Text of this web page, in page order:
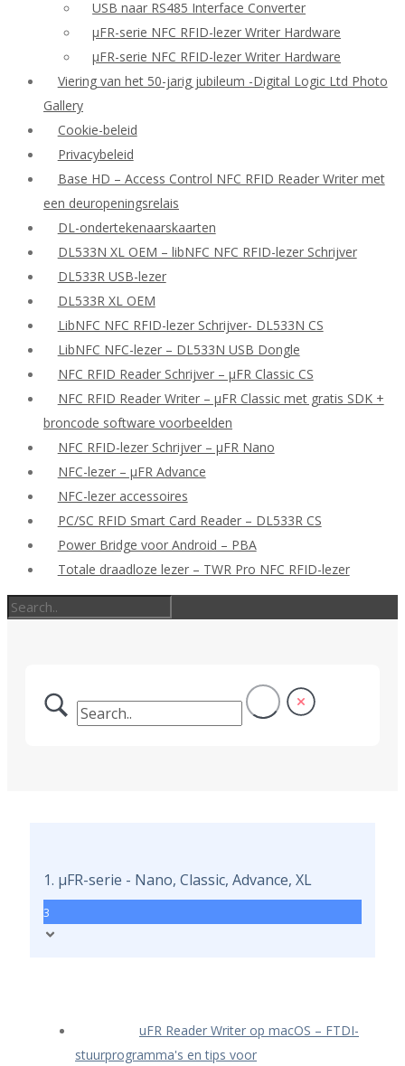
USB naar RS485 Interface Converter
μFR-serie NFC RFID-lezer Writer Hardware
μFR-serie NFC RFID-lezer Writer Hardware
Viering van het 50-jarig jubileum -Digital Logic Ltd Photo
Gallery
Cookie-beleid
Privacybeleid
Base HD – Access Control NFC RFID Reader Writer met
een deuropeningsrelais
DL-ondertekenaarskaarten
DL533N XL OEM – libNFC NFC RFID-lezer Schrijver
DL533R USB-lezer
DL533R XL OEM
LibNFC NFC RFID-lezer Schrijver- DL533N CS
LibNFC NFC-lezer – DL533N USB Dongle
NFC RFID Reader Schrijver – μFR Classic CS
NFC RFID Reader Writer – μFR Classic met gratis SDK +
broncode software voorbeelden
NFC RFID-lezer Schrijver – μFR Nano
NFC-lezer – μFR Advance
NFC-lezer accessoires
PC/SC RFID Smart Card Reader – DL533R CS
Power Bridge voor Android – PBA
Totale draadloze lezer – TWR Pro NFC RFID-lezer
1. μFR-serie - Nano, Classic, Advance, XL
3
uFR Reader Writer op macOS – FTDI-
stuurprogramma's en tips voor